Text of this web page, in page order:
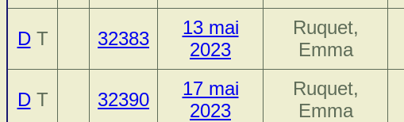
DT 32383
13 mai
2023
Ruquet,
Emma
DT 32390
17 mai
2023
Ruquet,
Emma